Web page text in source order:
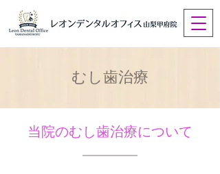
むし歯治療
当院のむし歯治療について